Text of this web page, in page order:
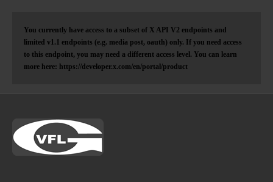
You currently have access to a subset of X API V2 endpoints and
limited v1.1 endpoints (e.g. media post, oauth) only. If you need access
to this endpoint, you may need a different access level. You can learn
more here: https://developer.x.com/en/portal/product